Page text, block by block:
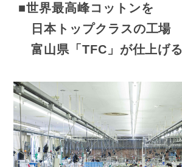
■世界最高峰コットンを
日本トップクラスの工場
富山県「TFC」が仕上げる